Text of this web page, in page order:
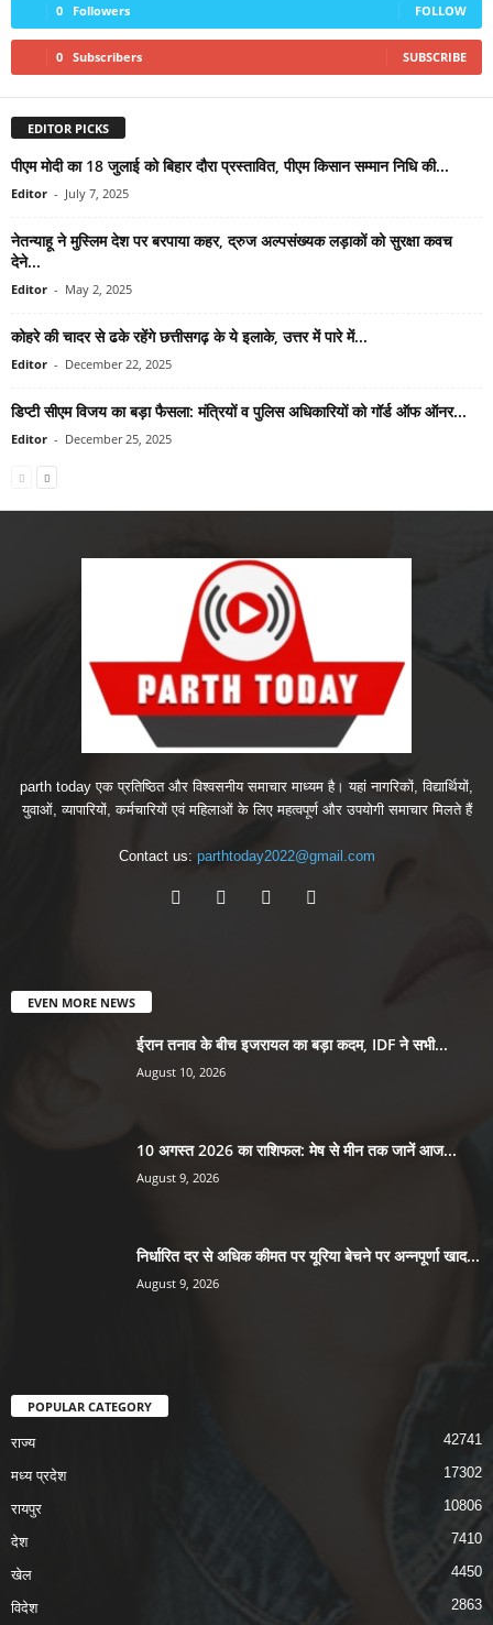
0 Followers FOLLOW
0 Subscribers SUBSCRIBE
EDITOR PICKS
पीएम मोदी का 18 जुलाई को बिहार दौरा प्रस्तावित, पीएम किसान सम्मान निधि की...
Editor - July 7, 2025
नेतन्याहू ने मुस्लिम देश पर बरपाया कहर, द्रुज अल्पसंख्यक लड़ाकों को सुरक्षा कवच
देने...
Editor - May 2, 2025
कोहरे की चादर से ढके रहेंगे छत्तीसगढ़ के ये इलाके, उत्तर में पारे में...
Editor - December 22, 2025
डिप्टी सीएम विजय का बड़ा फैसला: मंत्रियों व पुलिस अधिकारियों को गॉर्ड ऑफ ऑनर...
Editor - December 25, 2025
parth today एक प्रतिष्ठित और विश्वसनीय समाचार माध्यम है। यहां नागरिकों, विद्यार्थियों,
युवाओं, व्यापारियों, कर्मचारियों एवं महिलाओं के लिए महत्वपूर्ण और उपयोगी समाचार मिलते हैं
Contact us: parthtoday2022@gmail.com
EVEN MORE NEWS
ईरान तनाव के बीच इजरायल का बड़ा कदम, IDF ने सभी...
August 10, 2026
10 अगस्त 2026 का राशिफल: मेष से मीन तक जानें आज...
August 9, 2026
निर्धारित दर से अधिक कीमत पर यूरिया बेचने पर अन्नपूर्णा खाद...
August 9, 2026
POPULAR CATEGORY
राज्य 42741
मध्य प्रदेश 17302
रायपुर 10806
देश 7410
खेल 4450
विदेश 2863